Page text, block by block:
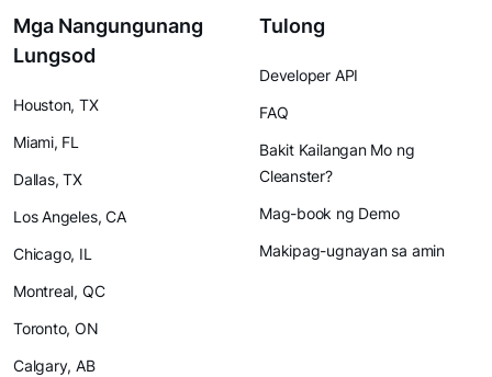
Mga Nangungunang
Lungsod
Houston, TX
Miami, FL
Dallas, TX
Los Angeles, CA
Chicago, IL
Montreal, QC
Toronto, ON
Calgary, AB
Tulong
Developer API
FAQ
Bakit Kailangan Mo ng
Cleanster?
Mag-book ng Demo
Makipag-ugnayan sa amin